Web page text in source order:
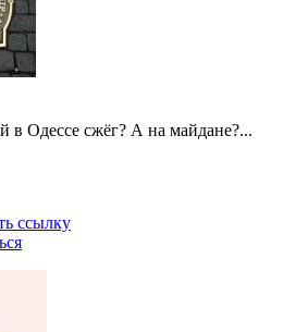
в Одессе сжёг? А на майдане?...
ссылку